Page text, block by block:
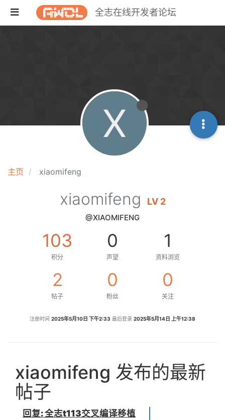
全志在线开发者论坛
主页 xiaomifeng
X
xiaomifeng LV 2
@XIAOMIFENG
103
积分
0
声望
1
资料浏览
2
帖子
0
粉丝
0
关注
注册时间 2025年5月10日 下午2:33 最后登录 2025年5月14日 上午12:38
xiaomifeng 发布的最新
帖子
回复: 全志t113交叉编译移植